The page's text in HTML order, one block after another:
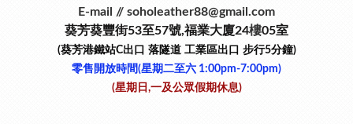
E-mail // soholeather88@gmail.com
葵芳葵豐街53至57號,福業大廈24樓05室
(葵芳港鐵站C出口 落隧道 工業區出口 步行5分鐘)
零售開放時間(星期二至六​ 1:00pm-7:00pm)
(星期日,一及公眾假期休息)